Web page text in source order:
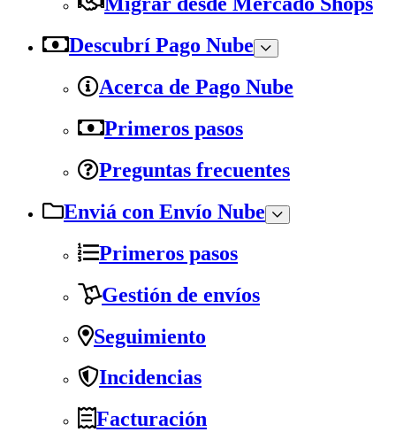
Descubrí Pago Nube
Acerca de Pago Nube
Primeros pasos
Preguntas frecuentes
Enviá con Envío Nube
Primeros pasos
Gestión de envíos
Seguimiento
Incidencias
Facturación